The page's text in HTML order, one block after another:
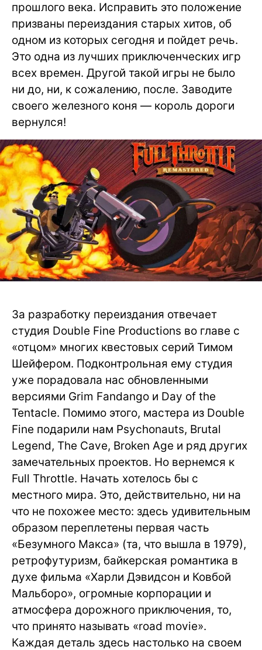
прошлого века. Исправить это положение
призваны переиздания старых хитов, об
одном из которых сегодня и пойдет речь.
Это одна из лучших приключенческих игр
всех времен. Другой такой игры не было
ни до, ни, к сожалению, после. Заводите
своего железного коня — король дороги
вернулся!
За разработку переиздания отвечает
студия Double Fine Productions во главе с
«отцом» многих квестовых серий Тимом
Шейфером. Подконтрольная ему студия
уже порадовала нас обновленными
версиями Grim Fandango и Day of the
Tentacle. Помимо этого, мастера из Double
Fine подарили нам Psychonauts, Brutal
Legend, The Cave, Broken Age и ряд других
замечательных проектов. Но вернемся к
Full Throttle. Начать хотелось бы с
местного мира. Это, действительно, ни на
что не похожее место: здесь удивительным
образом переплетены первая часть
«Безумного Макса» (та, что вышла в 1979),
ретрофутуризм, байкерская романтика в
духе фильма «Харли Дэвидсон и Ковбой
Мальборо», огромные корпорации и
атмосфера дорожного приключения, то,
что принято называть «road movie».
Каждая деталь здесь настолько на своем